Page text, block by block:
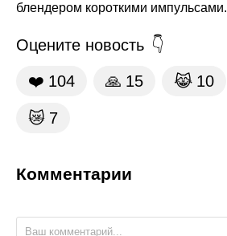
блендером короткими импульсами.
Оцените новость
❤️ 104 🙏 15 😹 10
😿 7
Комментарии